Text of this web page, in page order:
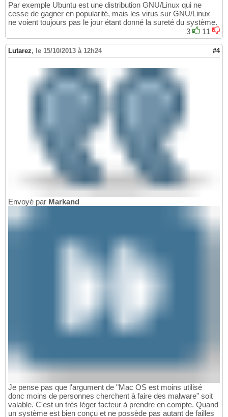
Par exemple Ubuntu est une distribution GNU/Linux qui ne
cesse de gagner en popularité, mais les virus sur GNU/Linux
ne voient toujours pas le jour étant donné la sureté du système.
3
11
Lutarez, le 15/10/2013 à 12h24 #4
Envoyé par Markand
Je pense pas que l'argument de "Mac OS est moins utilisé
donc moins de personnes cherchent à faire des malware" soit
valable. C'est un très léger facteur à prendre en compte. Quand
un système est bien conçu et ne possède pas autant de failles